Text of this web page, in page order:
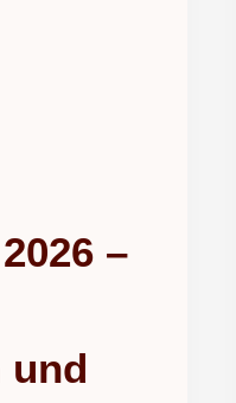
–
und